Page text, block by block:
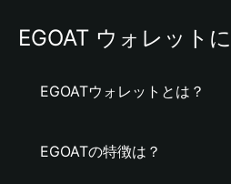
EGOAT ウォレット
EGOATウォレットとは？
EGOATの特徴は？